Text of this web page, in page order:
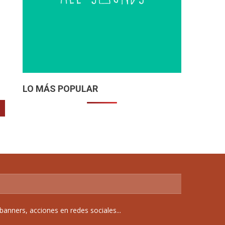
LO MÁS POPULAR
acciones en redes sociales...